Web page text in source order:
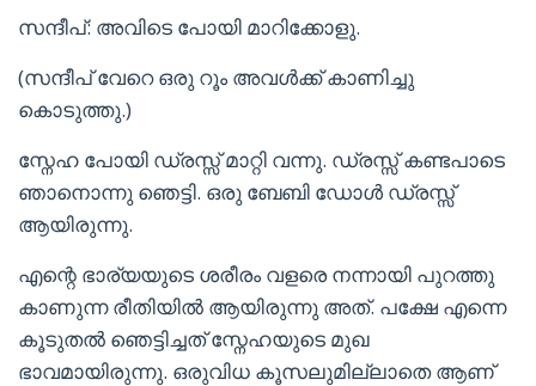
സന്ദീപ്: അവിടെ പോയി മാറിക്കോളു.
(സന്ദീപ് വേറെ ഒരു റൂം അവൾക്ക് കാണിച്ചു
കൊടുത്തു.)
സ്നേഹ പോയി ഡ്രസ്സ് മാറ്റി വന്നു. ഡ്രസ്സ് കണ്ടപാടെ
ഞാനൊന്നു ഞെട്ടി. ഒരു ബേബി ഡോൾ ഡ്രസ്സ്
ആയിരുന്നു.
എന്റെ ഭാര്യയുടെ ശരീരം വളരെ നന്നായി പുറത്തു
കാണുന്ന രീതിയിൽ ആയിരുന്നു അത്. പക്ഷേ എന്നെ
കൂടുതൽ ഞെട്ടിച്ചത് സ്നേഹയുടെ മുഖ
ഭാവമായിരുന്നു. ഒരുവിധ കൂസലുമില്ലാതെ ആണ്